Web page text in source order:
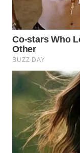
WAHANA
LISTRIK
WAHANA
TRAVEL
WAHANA
WAHANANEWS
ID